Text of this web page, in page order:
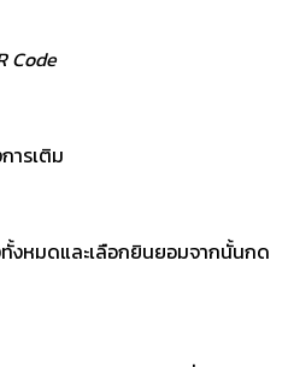
Code
ารเติม
งหมดและเลือกยินยอมจากนั้นกด